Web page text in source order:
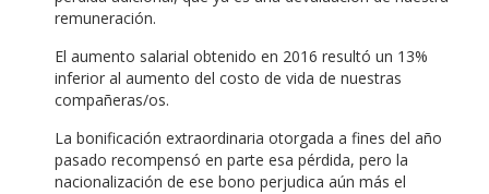
remuneración.
El aumento salarial obtenido en 2016 resultó un 13%
inferior al aumento del costo de vida de nuestras
compañeras/os.
La bonificación extraordinaria otorgada a fines del año
pasado recompensó en parte esa pérdida, pero la
nacionalización de ese bono perjudica aún más el